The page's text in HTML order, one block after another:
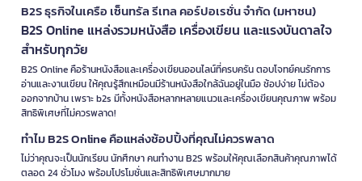
B2S ธุรกิจในเครือ เซ็นทรัล รีเทล คอร์ปอเรชั่น จำกัด (มหาชน)
B2S Online แหล่งรวมหนังสือ เครื่องเขียน และแรงบันดาลใจ
สำหรับทุกวัย
B2S Online คือร้านหนังสือและเครื่องเขียนออนไลน์ที่ครบครัน ตอบโจทย์คนรักการ
อ่านและงานเขียน ให้คุณรู้สึกเหมือนมีร้านหนังสือใกล้ฉันอยู่ในมือ ช้อปง่าย ไม่ต้อง
ออกจากบ้าน เพราะ b2s มีทั้งหนังสือหลากหลายแนวและเครื่องเขียนคุณภาพ พร้อม
สิทธิพิเศษที่ไม่ควรพลาด!
ทำไม B2S Online คือแหล่งช้อปปิ้งที่คุณไม่ควรพลาด
ไม่ว่าคุณจะเป็นนักเรียน นักศึกษา คนทำงาน B2S พร้อมให้คุณเลือกสินค้าคุณภาพได้
ตลอด 24 ชั่วโมง พร้อมโปรโมชั่นและสิทธิพิเศษมากมาย